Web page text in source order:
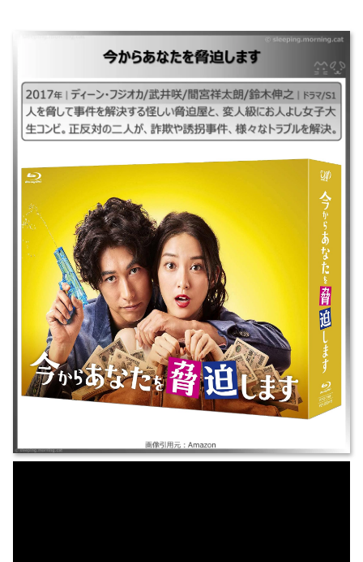
｜2017年｜ディーン・フジオカ/武井咲/間宮祥太朗/鈴木伸之｜ドラマ/S1
｜人を脅して事件を解決する怪しい脅迫屋と、変人級にお人よし女子大生
コンビ。正反対の二人が、詐欺や誘拐事件、様々なトラブルを解決。